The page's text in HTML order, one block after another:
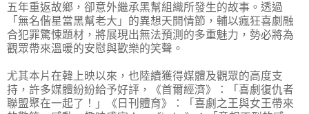
五年重返故鄉，卻意外繼承黑幫組織所發生的故事。透過
「無名偕星當黑幫老大」的異想天開情節，輔以瘋狂喜劇融
合犯罪驚悚題材，將展現出無法預測的多重魅力，勢必將為
觀眾帶來溫暖的安慰與歡樂的笑聲。
尤其本片在韓上映以來，也陸續獲得媒體及觀眾的高度支
持，許多媒體紛紛給予好評，《首爾經濟》：「喜劇復仇者
聯盟聚在一起了！」《日刊體育》：「喜劇之王與女王帶來